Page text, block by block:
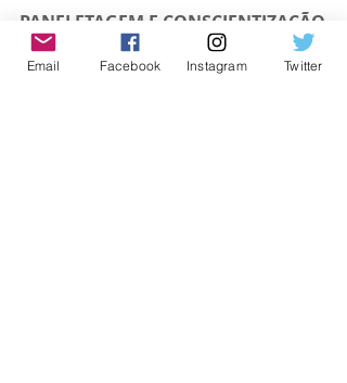
PANFLETAGEM E CONSCIENTIZAÇÃO
DATA:
23/Mar/2023
HORÁRIO: 9h
Email Facebook Instagram Twitter